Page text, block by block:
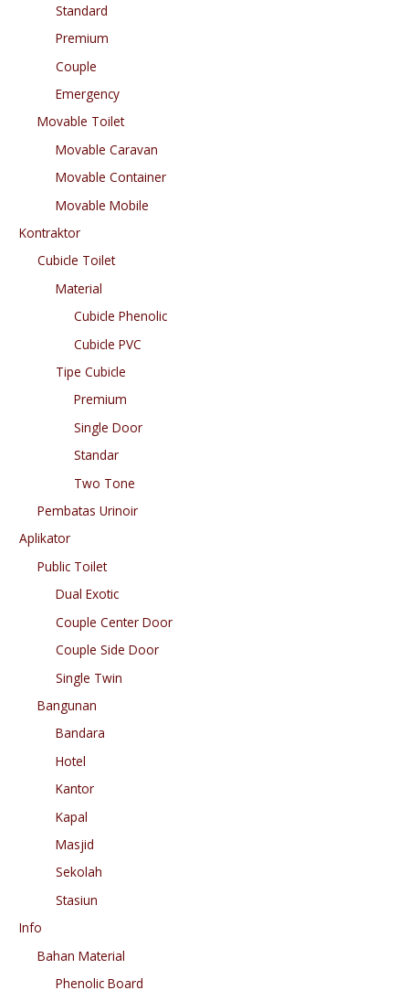
Standard
Premium
Couple
Emergency
Movable Toilet
Movable Caravan
Movable Container
Movable Mobile
Kontraktor
Cubicle Toilet
Material
Cubicle Phenolic
Cubicle PVC
Tipe Cubicle
Premium
Single Door
Standar
Two Tone
Pembatas Urinoir
Aplikator
Public Toilet
Dual Exotic
Couple Center Door
Couple Side Door
Single Twin
Bangunan
Bandara
Hotel
Kantor
Kapal
Masjid
Sekolah
Stasiun
Info
Bahan Material
Phenolic Board